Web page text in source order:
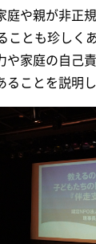
庭や親が非正
ことも珍しく
や家庭の自己
ことを説明し